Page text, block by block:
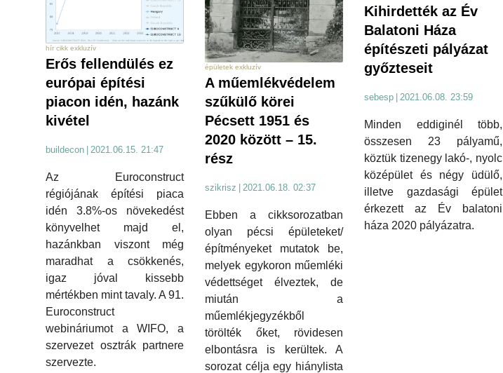
hír cikk exkluzív
Erős fellendülés ez
európai építési
piacon idén, hazánk
kivétel
buildecon 2021.06.15. 21:47
Az Euroconstruct
régiójának építési piaca
idén 3.8%-os növekedést
könyvelhet majd el,
hazánkban viszont még
maradhat a csökkenés,
igaz jóval kissebb
mértékben mint tavaly. A 91.
Euroconstruct
webináriumot a WIFO, a
szervezet osztrák partnere
szervezte.
épületek exkluzív
A műemlékvédelem
szűkülő körei
Pécsett 1951 és
2020 között – 15.
rész
szikrisz 2021.06.18. 02:37
Ebben a cikksorozatban
olyan pécsi épületeket/
építményeket mutatok be,
melyek egykoron műemléki
védettséget élveztek, de
miután a
műemlékjegyzékből
törölték őket, rövidesen
elbontásra is kerültek. A
sorozat célja egy hiánylista
Kihirdették az Év
Balatoni Háza
építészeti pályázat
győzteseit
sebesp 2021.06.08. 23:59
Minden eddiginél több,
összesen 23 pályamű,
köztük tizenegy lakó-, nyolc
középület és négy üdülő,
illetve gazdasági épület
érkezett az Év balatoni
háza 2020 pályázatra.